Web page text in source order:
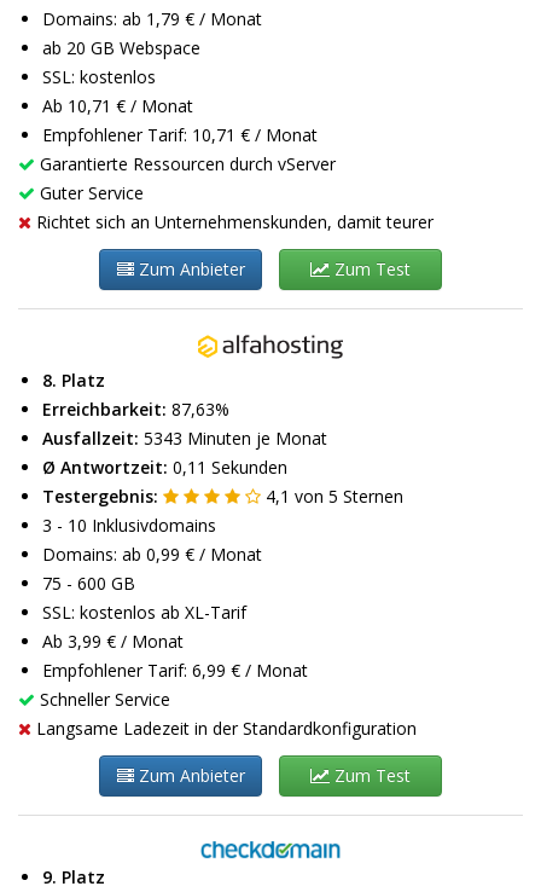
Domains: ab 1,79 € / Monat
ab 20 GB Webspace
SSL: kostenlos
Ab 10,71 € / Monat
Empfohlener Tarif: 10,71 € / Monat
Garantierte Ressourcen durch vServer
Guter Service
Richtet sich an Unternehmenskunden, damit teurer
Zum Anbieter Zum Test
8. Platz
Erreichbarkeit: 87,63%
Ausfallzeit: 5343 Minuten je Monat
Ø Antwortzeit: 0,11 Sekunden
Testergebnis:
4,1 von 5 Sternen
3 - 10 Inklusivdomains
Domains: ab 0,99 € / Monat
75 - 600 GB
SSL: kostenlos ab XL-Tarif
Ab 3,99 € / Monat
Empfohlener Tarif: 6,99 € / Monat
Schneller Service
Langsame Ladezeit in der Standardkonfiguration
Zum Anbieter Zum Test
9. Platz